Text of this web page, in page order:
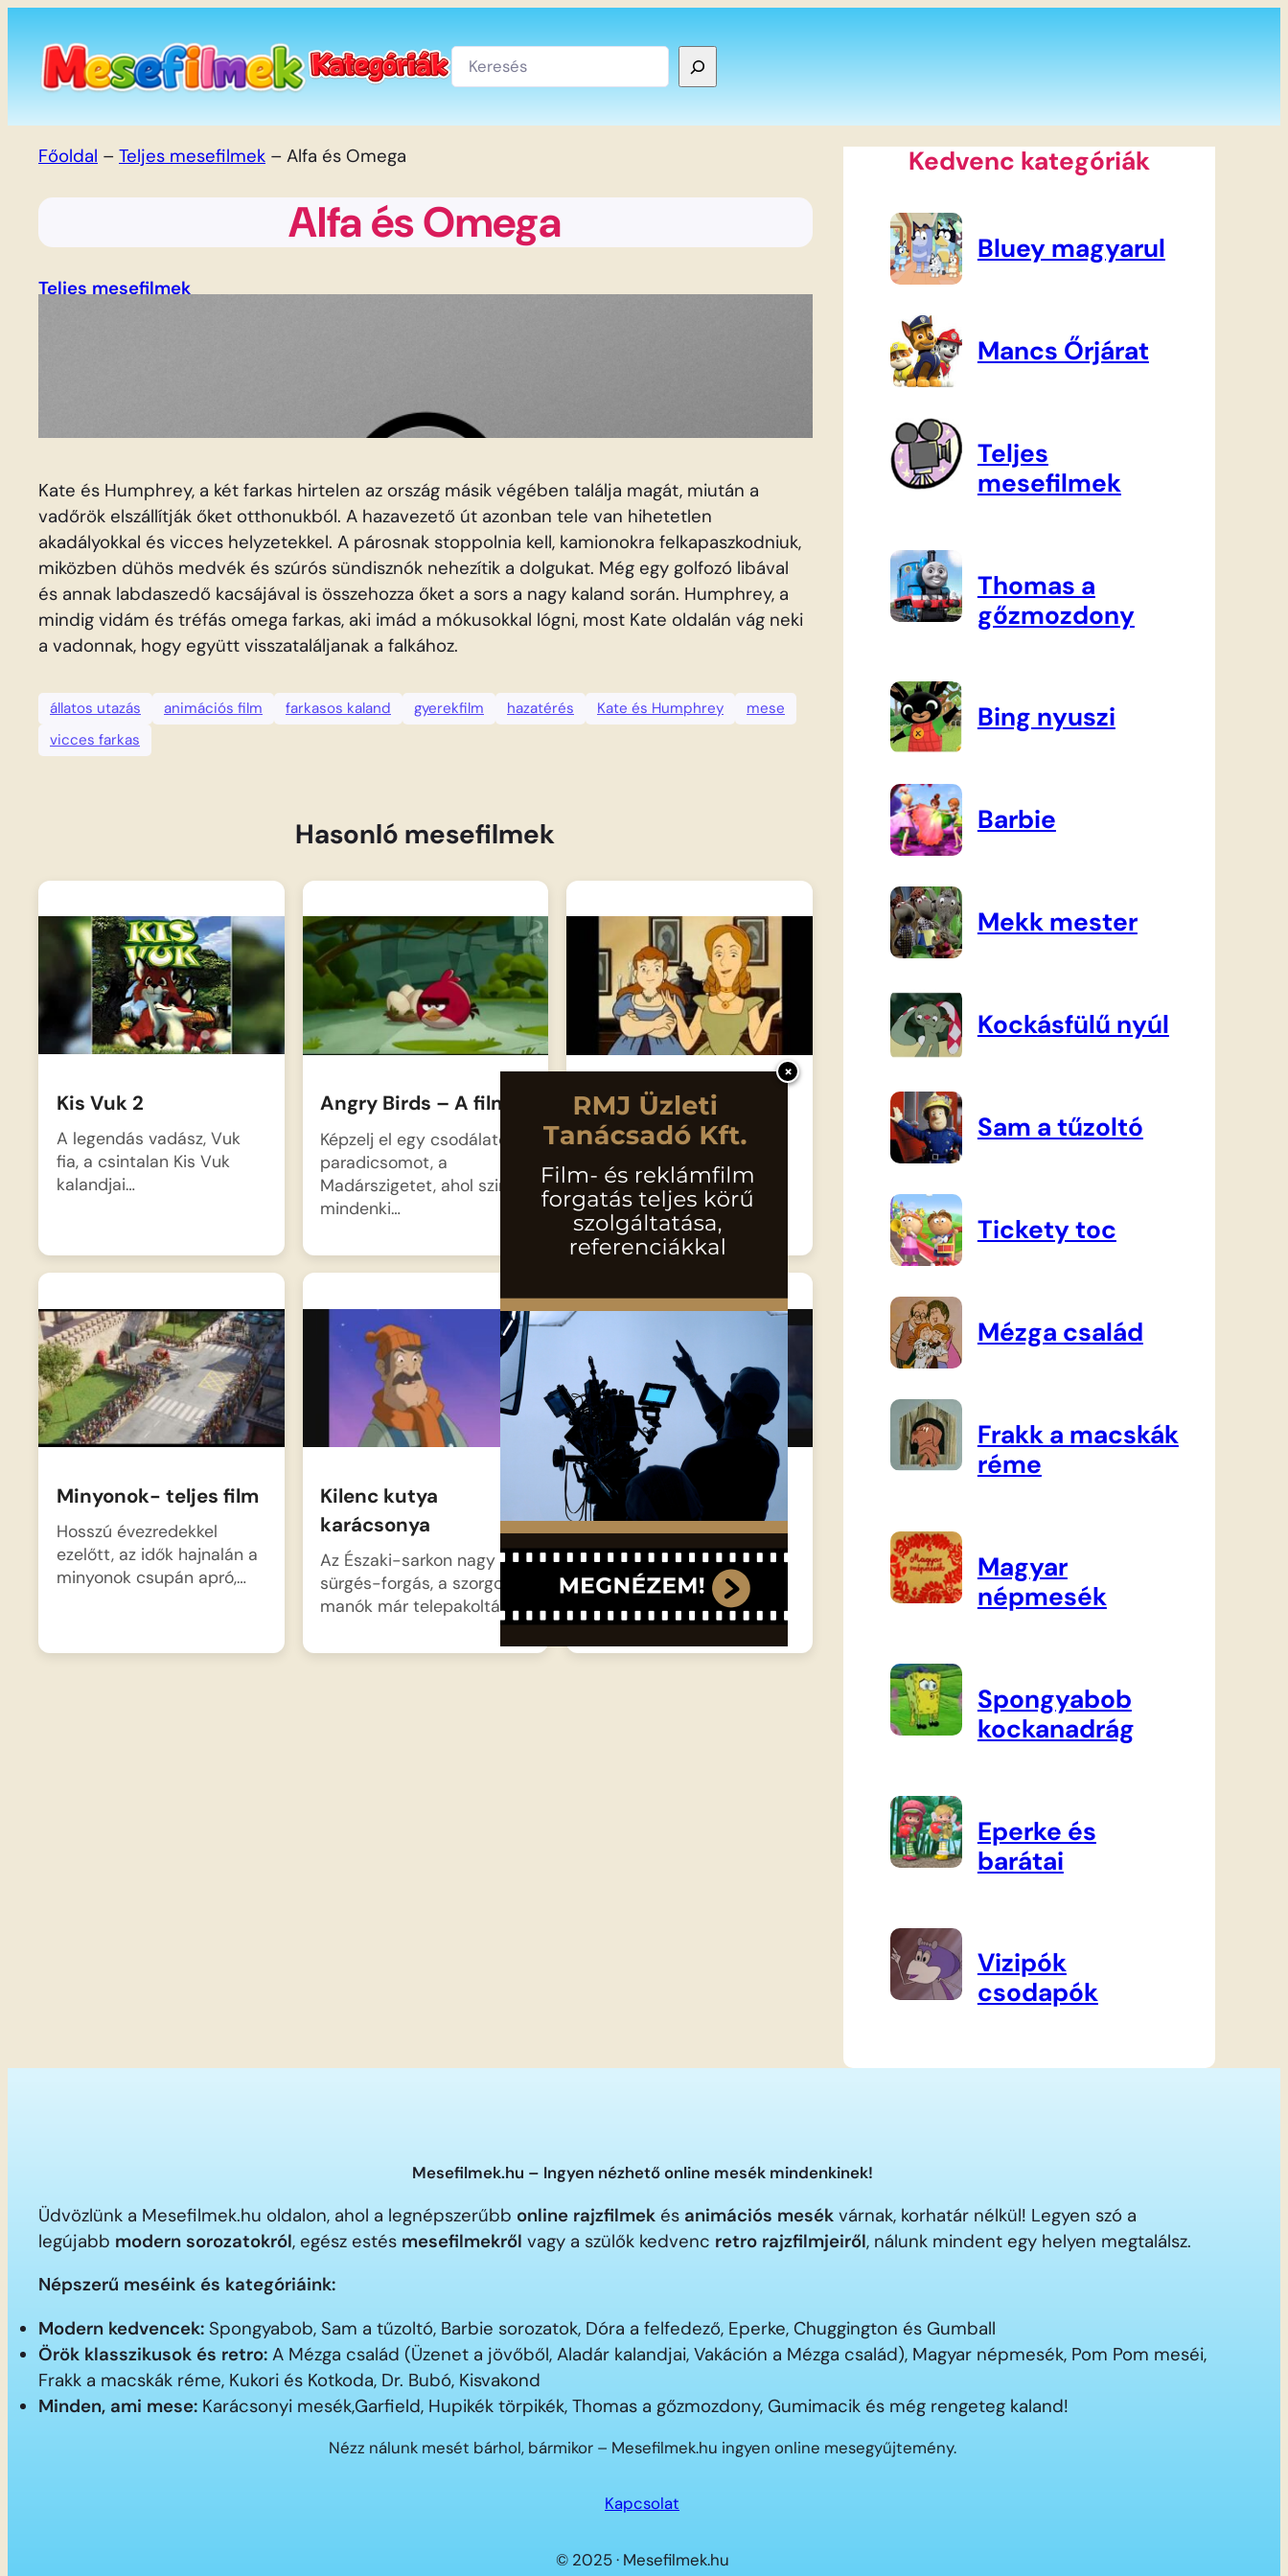
×
tartalomhoz
Keresés
Főoldal – Teljes mesefilmek – Alfa és Omega
Alfa és Omega
Teljes mesefilmek
Kate és Humphrey, a két farkas hirtelen az ország másik végében találja magát, miután a
vadőrök elszállítják őket otthonukból. A hazavezető út azonban tele van hihetetlen
akadályokkal és vicces helyzetekkel. A párosnak stoppolnia kell, kamionokra felkapaszkodniuk,
miközben dühös medvék és szúrós sündisznók nehezítik a dolgukat. Még egy golfozó libával
és annak labdaszedő kacsájával is összehozza őket a sors a nagy kaland során. Humphrey, a
mindig vidám és tréfás omega farkas, aki imád a mókusokkal lógni, most Kate oldalán vág neki
a vadonnak, hogy együtt visszataláljanak a falkához.
állatos utazás animációs film farkasos kaland gyerekfilm hazatérés Kate és Humphrey
mese
vicces farkas
Hasonló mesefilmek
Kis Vuk 2
A legendás vadász, Vuk
fia, a csintalan Kis Vuk
kalandjai…
Angry Birds – A film
Képzelj el egy csodálatos
paradicsomot, a
Madárszigetet, ahol szinte
mindenki…
Hamupipőke
Élt egyszer egy
szorgalmas és gyönyörű
lány, akit mindenki csak…
Minyonok- teljes film
Hosszú évezredekkel
ezelőtt, az idők hajnalán a
minyonok csupán apró,…
Kilenc kutya
karácsonya
Az Északi-sarkon nagy a
sürgés-forgás, a szorgos
manók már telepakolták…
Rio 2
Azúr, a ritka kék papagáj
és szerelme, Csili
boldogan élnek…
Kedvenc kategóriák
Bluey magyarul
Mancs Őrjárat
Teljes
mesefilmek
Thomas a
gőzmozdony
Bing nyuszi
Barbie
Mekk mester
Kockásfülű nyúl
Sam a tűzoltó
Tickety toc
Mézga család
Frakk a macskák
réme
Magyar
népmesék
Spongyabob
kockanadrág
Eperke és
barátai
Vizipók
csodapók
Mesefilmek.hu – Ingyen nézhető online mesék mindenkinek!
Üdvözlünk a Mesefilmek.hu oldalon, ahol a legnépszerűbb online rajzfilmek és animációs mesék várnak, korhatár nélkül! Legyen szó a
legújabb modern sorozatokról, egész estés mesefilmekről vagy a szülők kedvenc retro rajzfilmjeiről, nálunk mindent egy helyen megtalálsz.
Népszerű meséink és kategóriáink:
Modern kedvencek: Spongyabob, Sam a tűzoltó, Barbie sorozatok, Dóra a felfedező, Eperke, Chuggington és Gumball
Örök klasszikusok és retro: A Mézga család (Üzenet a jövőből, Aladár kalandjai, Vakáción a Mézga család), Magyar népmesék, Pom Pom meséi,
Frakk a macskák réme, Kukori és Kotkoda, Dr. Bubó, Kisvakond
Minden, ami mese: Karácsonyi mesék,Garfield, Hupikék törpikék, Thomas a gőzmozdony, Gumimacik és még rengeteg kaland!
Nézz nálunk mesét bárhol, bármikor – Mesefilmek.hu ingyen online mesegyűjtemény.
Kapcsolat
© 2025 · Mesefilmek.hu